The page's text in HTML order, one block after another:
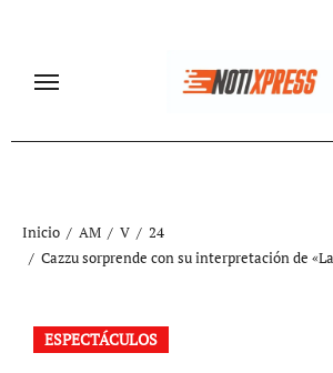
contenido
Inicio AM V
24
Cazzu sorprende con su interpretación de
ESPECTÁCULOS